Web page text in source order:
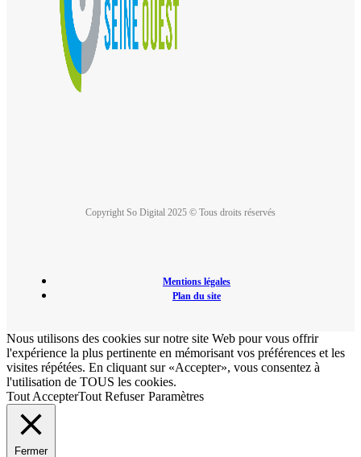
Copyright So Digital 2025 © Tous droits réservés
Mentions légales
Plan du site
Nous utilisons des cookies sur notre site Web pour vous offrir
l'expérience la plus pertinente en mémorisant vos préférences et les
visites répétées. En cliquant sur «Accepter», vous consentez à
l'utilisation de TOUS les cookies.
Tout AccepterTout Refuser Paramètres
Fermer